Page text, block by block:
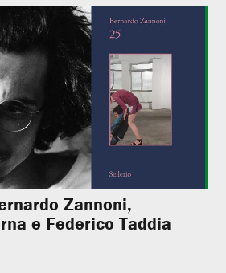
Zannoni,
e Federico Taddia